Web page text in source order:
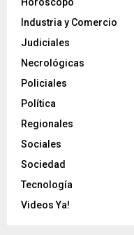
Industria y Comercio
Judiciales
Necrológicas
Policiales
Política
Regionales
Sociales
Sociedad
Tecnología
Videos Ya!